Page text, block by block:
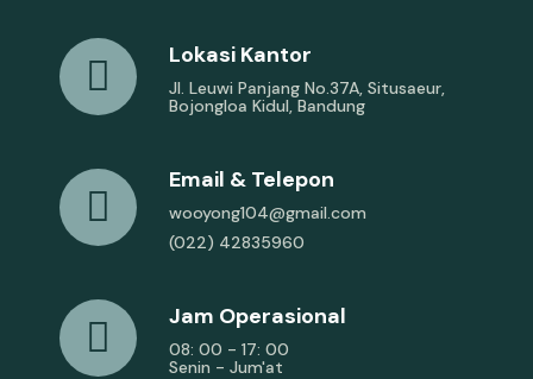
Lokasi Kantor
Jl. Leuwi Panjang No.37A, Situsaeur,
Bojongloa Kidul, Bandung
Email & Telepon
wooyong104@gmail.com
(022) 42835960
Jam Operasional
08: 00 - 17: 00
Senin - Jum'at